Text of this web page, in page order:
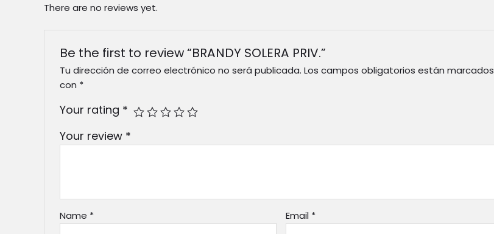
There are no reviews yet.
Be the first to review “BRANDY SOLERA PRIV.”
Tu dirección de correo electrónico no será publicada. Los campos obligatorios están marcados
con *
Your rating *
Your review *
Name * Email *